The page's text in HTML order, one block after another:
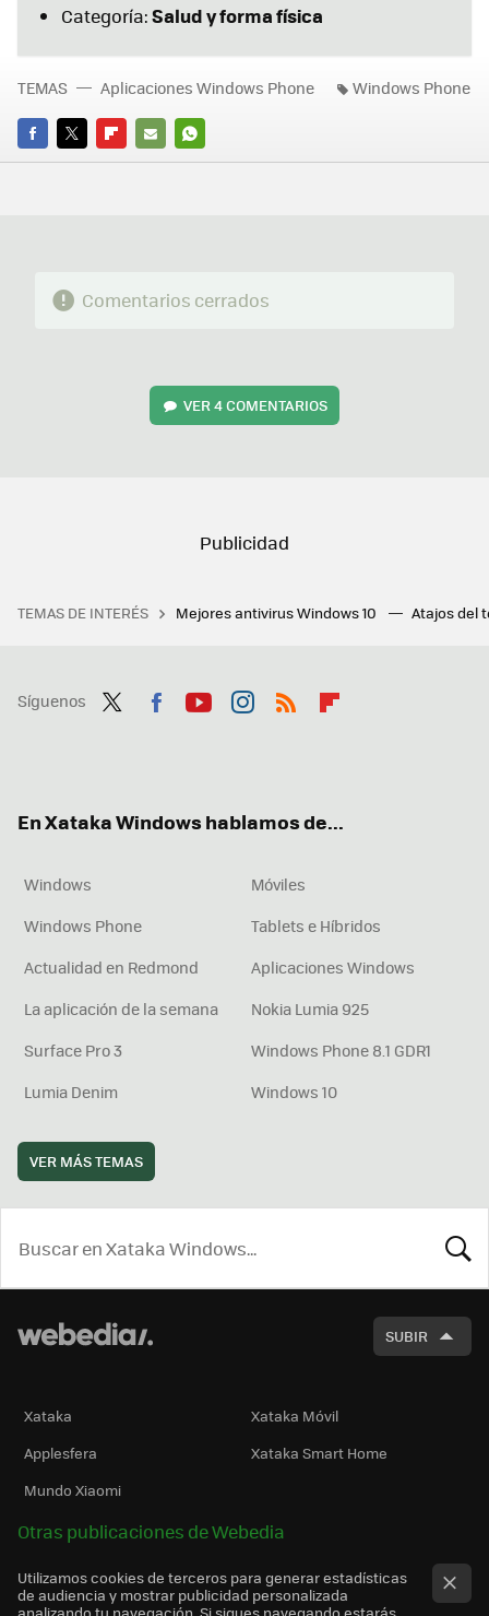
Categoría:Salud y forma física
FACEBOOK
TWITTERFLIPBOARD
E-
WHATSAPP
TEMAS Aplicaciones Windows Phone Windows Phone
Comentarios cerrados
VER4 COMENTARIOS
TEMAS DE INTERÉS Mejores antivirus Windows 10 Atajos del
Síguenos
En Xataka Windows hablamos de...
Windows
Móviles
Windows Phone
Tablets e Híbridos
Actualidad en Redmond
Aplicaciones Windows
La aplicación de la semana
Nokia Lumia 925
Surface Pro 3
Windows Phone 8.1 GDR1
Lumia Denim
Windows 10
VER MÁS TEMAS
SUBIR
Xataka
Xataka Móvil
Applesfera
Xataka Smart Home
Mundo Xiaomi
Otras publicaciones de Webedia
Utilizamos cookies de terceros para generar estadísticas
de audiencia y mostrar publicidad personalizada